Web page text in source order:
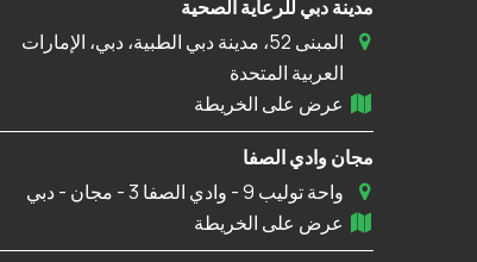
مدينة دبي للرعاية الصحية
المبنى 52، مدينة دبي الطبية، دبي، الإمارات
العربية المتحدة
عرض على الخريطة
مجان وادي الصفا
واحة توليب 9 - وادي الصفا 3 - مجان - دبي
عرض على الخريطة